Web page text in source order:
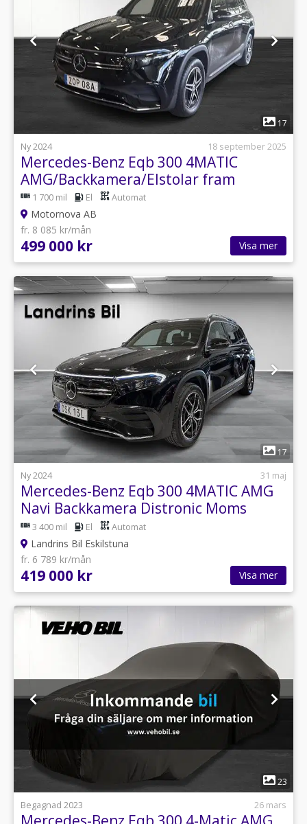
1
17
Ny 2024
18 september 2025
Mercedes-Benz Eqb 300 4MATIC
AMG/Backkamera/Elstolar fram
1 700 mil El Automat
Motornova AB
fr. 8 085 kr/mån
499 000 kr Visa mer
1
17
Ny 2024
31 maj
Mercedes-Benz Eqb 300 4MATIC AMG
Navi Backkamera Distronic Moms
3 400 mil El Automat
Landrins Bil Eskilstuna
fr. 6 789 kr/mån
419 000 kr Visa mer
23
Begagnad 2023
26 mars